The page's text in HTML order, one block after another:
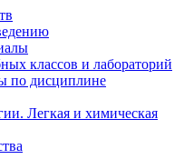
классов и лабораторий
по дисциплине
Легкая и химическая